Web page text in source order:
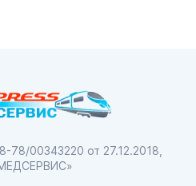
78/00343220 от 27.12.2018,